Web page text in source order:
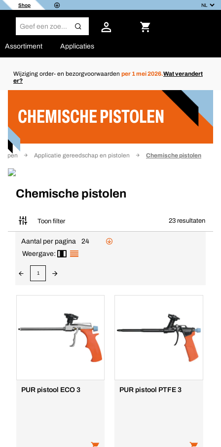
Shop
Assortiment Applicaties
Wijziging order- en bezorgvoorwaarden per 1 mei 2026.Wat verandert
er?
CHEMISCHE PISTOLEN
Applicatie gereedschap en pistolen Chemische pistolen
Chemische pistolen
Toon filter 23 resultaten
Aantal per pagina
24
Weergave:
1
PUR pistool ECO 3 PUR pistool PTFE 3